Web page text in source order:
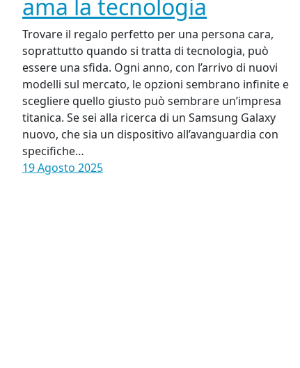
ama la tecnologia
Trovare il regalo perfetto per una persona cara,
soprattutto quando si tratta di tecnologia, può
essere una sfida. Ogni anno, con l’arrivo di nuovi
modelli sul mercato, le opzioni sembrano infinite e
scegliere quello giusto può sembrare un’impresa
titanica. Se sei alla ricerca di un Samsung Galaxy
nuovo, che sia un dispositivo all’avanguardia con
specifiche…
19 Agosto 2025